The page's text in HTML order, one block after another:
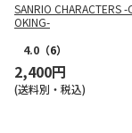
SANRIO CHARACTERS -
OKING-
4.0 （6）
2,400円
(送料別・税込)